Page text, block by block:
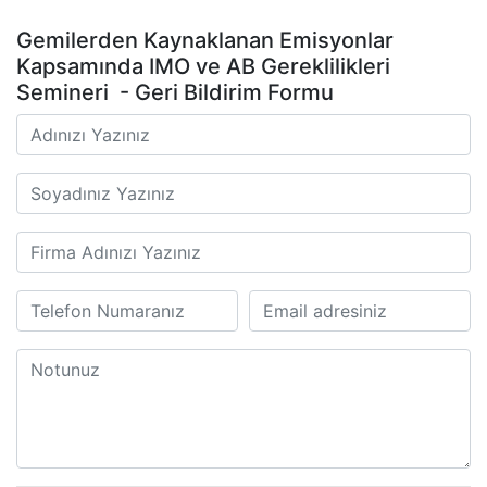
Gemilerden Kaynaklanan Emisyonlar
Kapsamında IMO ve AB Gereklilikleri
Semineri ​​​​​​​ - Geri Bildirim Formu